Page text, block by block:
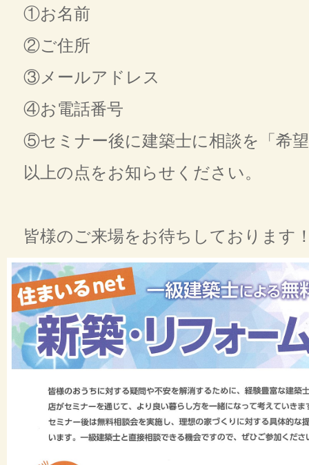
①お名前
②ご住所
③メールアドレス
④お電話番号
⑤セミナー後に建築士に相談を「希
以上の点をお知らせください。
皆様のご来場をお待ちしております